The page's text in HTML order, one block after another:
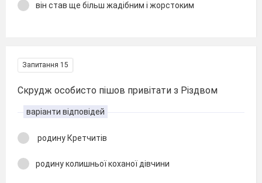
він став ще більш жадібним і жорстоким
Запитання 15
Скрудж особисто пішов привітати з Різдвом
варіанти відповідей
родину Кретчитів
родину колишньої коханої дівчини